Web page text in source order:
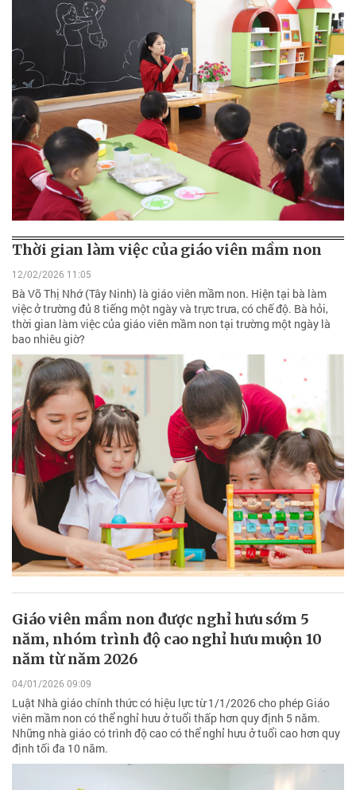
Thời gian làm việc của giáo viên mầm non
12/02/2026 11:05
Bà Võ Thị Nhớ (Tây Ninh) là giáo viên mầm non. Hiện tại bà làm
việc ở trường đủ 8 tiếng một ngày và trực trưa, có chế độ. Bà hỏi,
thời gian làm việc của giáo viên mầm non tại trường một ngày là
bao nhiêu giờ?
Giáo viên mầm non được nghỉ hưu sớm 5
năm, nhóm trình độ cao nghỉ hưu muộn 10
năm từ năm 2026
04/01/2026 09:09
Luật Nhà giáo chính thức có hiệu lực từ 1/1/2026 cho phép Giáo
viên mầm non có thể nghỉ hưu ở tuổi thấp hơn quy định 5 năm.
Những nhà giáo có trình độ cao có thể nghỉ hưu ở tuổi cao hơn quy
định tối đa 10 năm.